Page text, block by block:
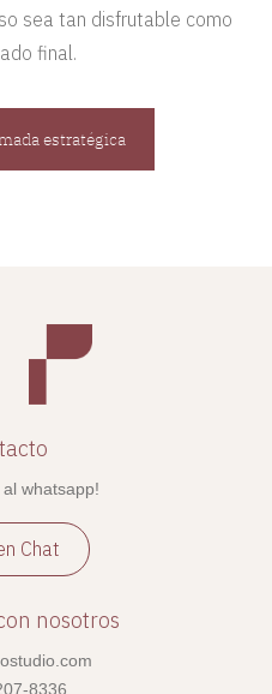
sea tan disfrutable como
final.
estratégica
al whatsapp!
Chat
nosotros
8336